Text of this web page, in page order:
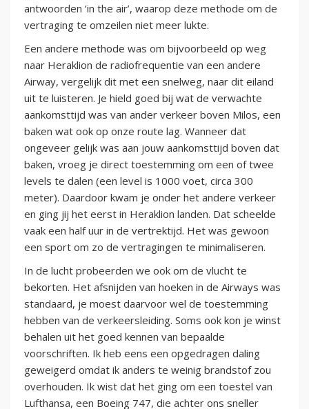
antwoorden ‘in the air’, waarop deze methode om de
vertraging te omzeilen niet meer lukte.
Een andere methode was om bijvoorbeeld op weg
naar Heraklion de radiofrequentie van een andere
Airway, vergelijk dit met een snelweg, naar dit eiland
uit te luisteren. Je hield goed bij wat de verwachte
aankomsttijd was van ander verkeer boven Milos, een
baken wat ook op onze route lag. Wanneer dat
ongeveer gelijk was aan jouw aankomsttijd boven dat
baken, vroeg je direct toestemming om een of twee
levels te dalen (een level is 1000 voet, circa 300
meter). Daardoor kwam je onder het andere verkeer
en ging jij het eerst in Heraklion landen. Dat scheelde
vaak een half uur in de vertrektijd. Het was gewoon
een sport om zo de vertragingen te minimaliseren.
In de lucht probeerden we ook om de vlucht te
bekorten. Het afsnijden van hoeken in de Airways was
standaard, je moest daarvoor wel de toestemming
hebben van de verkeersleiding. Soms ook kon je winst
behalen uit het goed kennen van bepaalde
voorschriften. Ik heb eens een opgedragen daling
geweigerd omdat ik anders te weinig brandstof zou
overhouden. Ik wist dat het ging om een toestel van
Lufthansa, een Boeing 747, die achter ons sneller